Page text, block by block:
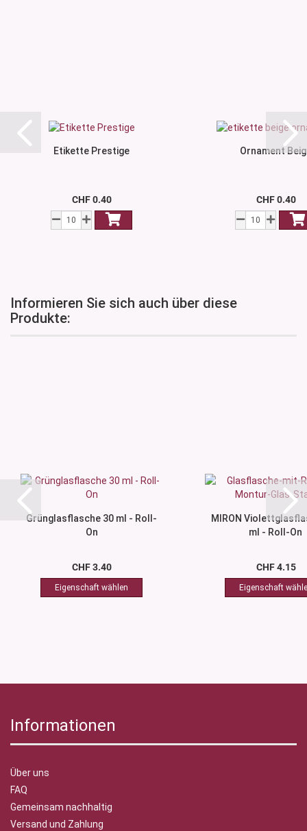
Etikette Prestige
CHF 0.40
Ornament
CHF 0.40
Informieren Sie sich auch über diese
Produkte:
Grünglasflasche 30 ml - Roll-
On
CHF 3.40
MIRON
ml - Roll-On
CHF 4.15
Informationen
Über uns
FAQ
Gemeinsam nachhaltig
Versand und Zahlung